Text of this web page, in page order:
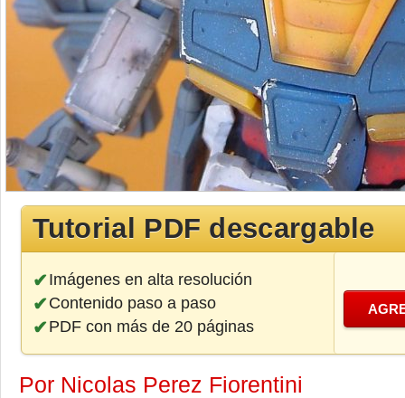
Tutorial PDF descargable
Imágenes en alta resolución
Contenido paso a paso
PDF con más de 20 páginas
Por Nicolas Perez Fiorentini